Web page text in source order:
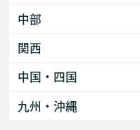
中部
関西
中国・四国
九州・沖縄